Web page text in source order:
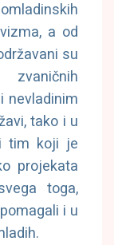
a od
su
nevladinim
tako i u
tim koji je
projekata
toga,
i u